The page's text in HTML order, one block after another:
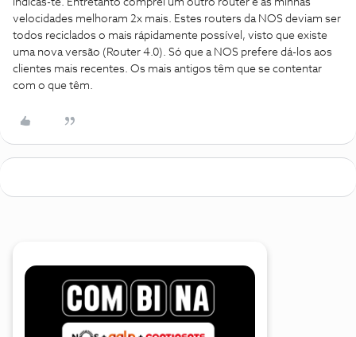
indicas-te. Entretanto comprei um outro router e as minhas
velocidades melhoram 2x mais. Estes routers da NOS deviam ser
todos reciclados o mais rápidamente possível, visto que existe
uma nova versão (Router 4.0). Só que a NOS prefere dá-los aos
clientes mais recentes. Os mais antigos têm que se contentar
com o que têm.